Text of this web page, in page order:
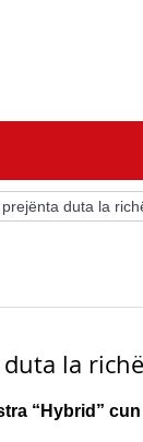
duta la
la
“Hybrid”